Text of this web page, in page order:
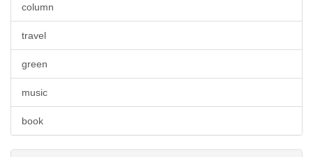
column
travel
green
music
book